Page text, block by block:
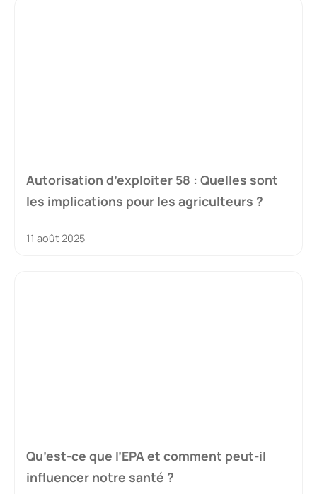
Autorisation d’exploiter 58 : Quelles sont
les implications pour les agriculteurs ?
11 août 2025
Qu’est-ce que l’EPA et comment peut-il
influencer notre santé ?